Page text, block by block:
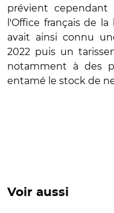
prévient cependant
l'Office français de
avait ainsi connu
2022 puis un
notamment à des
entamé le stock de
Voir aussi